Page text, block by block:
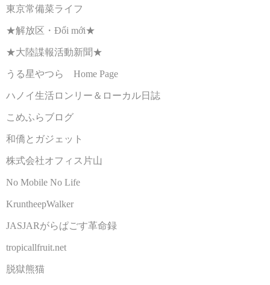
東京常備菜ライフ
★解放区・Đổi mới★
★大陸諜報活動新聞★
うる星やつら Home Page
ハノイ生活ロンリー＆ローカル日誌
こめふらブログ
和僑とガジェット
株式会社オフィス片山
No Mobile No Life
KruntheepWalker
JASJARがらぱごす革命録
tropicallfruit.net
脱獄熊猫